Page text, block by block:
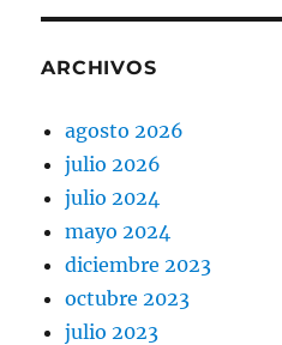
ARCHIVOS
agosto 2026
julio 2026
julio 2024
mayo 2024
diciembre 2023
octubre 2023
julio 2023